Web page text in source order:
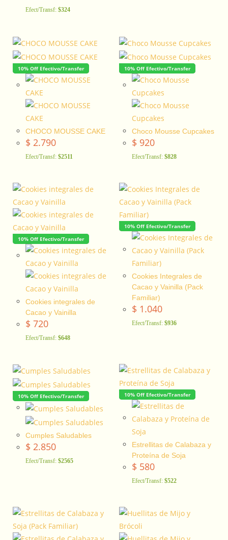
Efect/Transf: $324
10% Off Efectivo/Transfer
CHOCO MOUSSE CAKE
$ 2.790
Efect/Transf: $2511
10% Off Efectivo/Transfer
Choco Mousse Cupcakes
$ 920
Efect/Transf: $828
10% Off Efectivo/Transfer
Cookies integrales de
Cacao y Vainilla
$ 720
Efect/Transf: $648
10% Off Efectivo/Transfer
Cookies Integrales de
Cacao y Vainilla (Pack
Familiar)
$ 1.040
Efect/Transf: $936
10% Off Efectivo/Transfer
Cumples Saludables
$ 2.850
Efect/Transf: $2565
10% Off Efectivo/Transfer
Estrellitas de Calabaza y
Proteína de Soja
$ 580
Efect/Transf: $522